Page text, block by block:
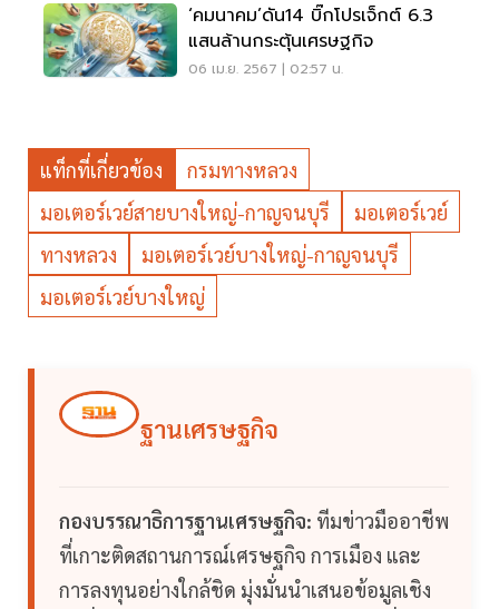
‘คมนาคม’ดัน14 บิ๊กโปรเจ็กต์ 6.3
แสนล้านกระตุ้นเศรษฐกิจ
06 เม.ย. 2567 | 02:57 น.
แท็กที่เกี่ยวข้อง
กรมทางหลวง
มอเตอร์เวย์สายบางใหญ่-กาญจนบุรี
มอเตอร์เวย์
ทางหลวง
มอเตอร์เวย์บางใหญ่-กาญจนบุรี
มอเตอร์เวย์บางใหญ่
ฐานเศรษฐกิจ
กองบรรณาธิการฐานเศรษฐกิจ: ทีมข่าวมืออาชีพ
ที่เกาะติดสถานการณ์เศรษฐกิจ การเมือง และ
การลงทุนอย่างใกล้ชิด มุ่งมั่นนำเสนอข้อมูลเชิง